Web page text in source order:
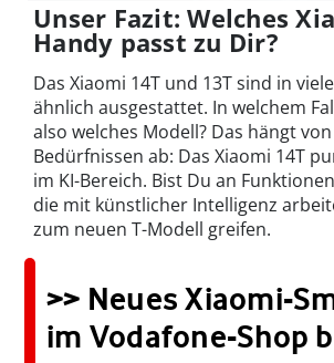
Unser Fazit: Welches
Handy passt zu Dir?
Das Xiaomi 14T und 13T sind in
ähnlich ausgestattet. In welchem
also welches Modell? Das hängt
Bedürfnissen ab: Das Xiaomi 14T
im KI-Bereich. Bist Du an
die mit künstlicher Intelligenz
zum neuen T-Modell greifen.
>> Neues Xiaomi-
im Vodafone-Shop